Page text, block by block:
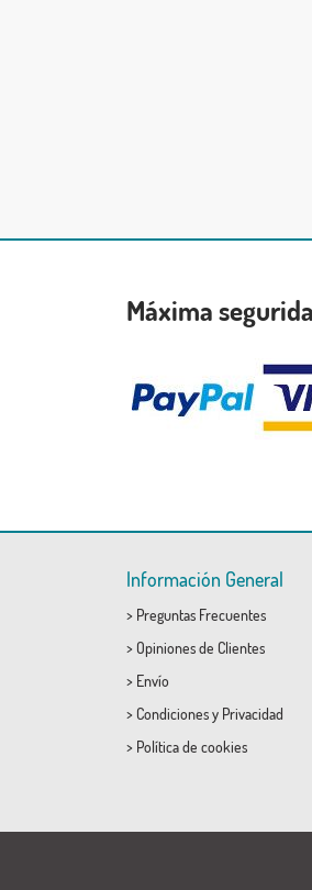
Máxima
Información General
> Preguntas Frecuentes
> Opiniones de Clientes
> Envío
> Condicionesy Privacidad
> Política de cookies